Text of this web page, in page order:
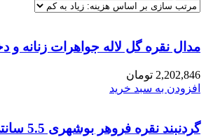
مدال نقره گل لاله جواهرات زنانه و
2,202,846 تومان
افزودن به سبد خرید
گردنبند نقره فروهر بوشهری 5.5 سانتی